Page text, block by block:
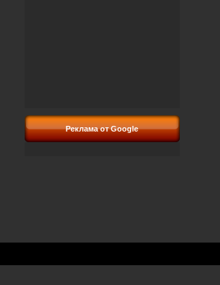
Реклама от Google